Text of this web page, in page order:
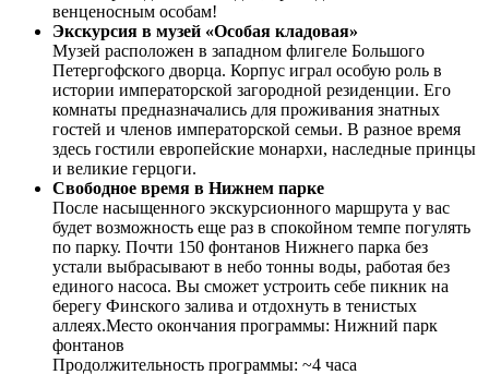
венценосным особам!
Экскурсия в музей «Особая кладовая»
Музей расположен в западном флигеле Большого
Петергофского дворца. Корпус играл особую роль в
истории императорской загородной резиденции. Его
комнаты предназначались для проживания знатных
гостей и членов императорской семьи. В разное время
здесь гостили европейские монархи, наследные принцы
и великие герцоги.
Свободное время в Нижнем парке
После насыщенного экскурсионного маршрута у вас
будет возможность еще раз в спокойном темпе погулять
по парку. Почти 150 фонтанов Нижнего парка без
устали выбрасывают в небо тонны воды, работая без
единого насоса. Вы сможет устроить себе пикник на
берегу Финского залива и отдохнуть в тенистых
аллеях.Место окончания программы: Нижний парк
фонтанов
Продолжительность программы: ~4 часа